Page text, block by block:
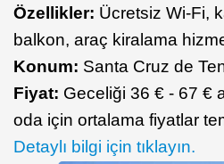
Özellikler: Ücretsiz Wi-Fi,
balkon, araç kiralama
Konum: Santa Cruz de
Fiyat: Geceliği 36 € - 67 €
oda için ortalama fiyatlar
Detaylı bilgi için tıklayın.